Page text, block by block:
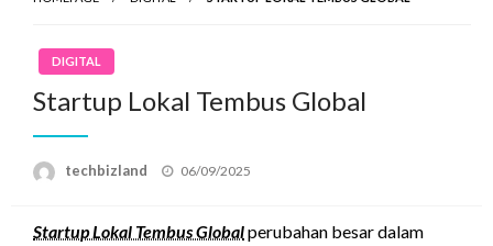
DIGITAL
Startup Lokal Tembus Global
techbizland
Posted
06/09/2025
Startup Lokal Tembus Globalperubahan besar dalam